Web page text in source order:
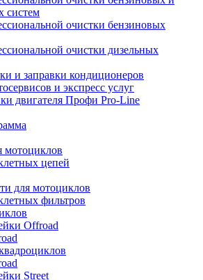
систем
очистки бензиновых
очистки дизельных
и заправки кондиционеров
и экспресс услуг
двигателя Профи Pro-Line
мотоциклов
цепей
для мотоциклов
фильтров
Offroad
Street